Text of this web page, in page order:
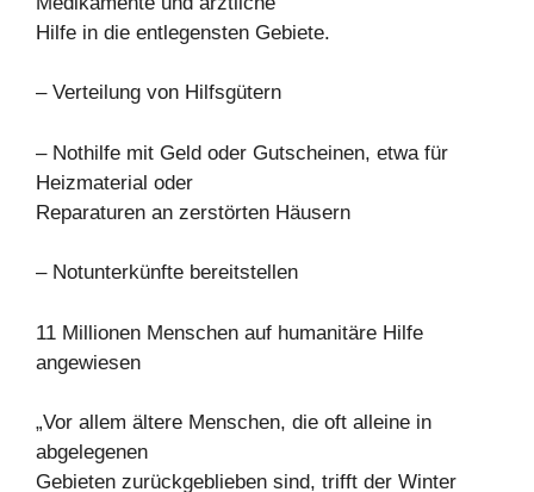
Hilfe in die entlegensten Gebiete.
– Verteilung von Hilfsgütern
– Nothilfe mit Geld oder Gutscheinen, etwa für
Heizmaterial oder
Reparaturen an zerstörten Häusern
– Notunterkünfte bereitstellen
11 Millionen Menschen auf humanitäre Hilfe
angewiesen
„Vor allem ältere Menschen, die oft alleine in
abgelegenen
Gebieten zurückgeblieben sind, trifft der Winter